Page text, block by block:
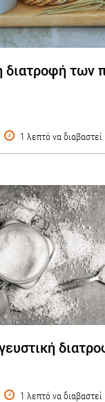
διατροφή των
1 λεπτό να διαβαστεί
1 λεπτό να διαβαστεί